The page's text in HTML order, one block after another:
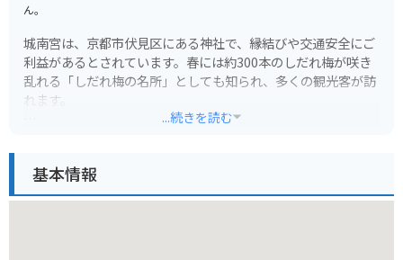
ん。
城南宮は、京都市伏見区にある神社で、縁結びや交通安全にご
利益があるとされています。春には約300本のしだれ梅が咲き
乱れる「しだれ梅の名所」としても知られ、多くの観光客が訪
れます。
庭」を模した「平安の庭」は、四季折々の景色を楽しむことが
でき、訪れる人々を魅了します。
...続きを読む
基本情報